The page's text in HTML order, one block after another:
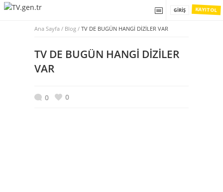
KAYIT OL
GIRIŞ
Ana Sayfa / Blog / TV DE BUGÜN HANGİ DİZİLER VAR
TV DE BUGÜN HANGİ DİZİLER
VAR
0 0